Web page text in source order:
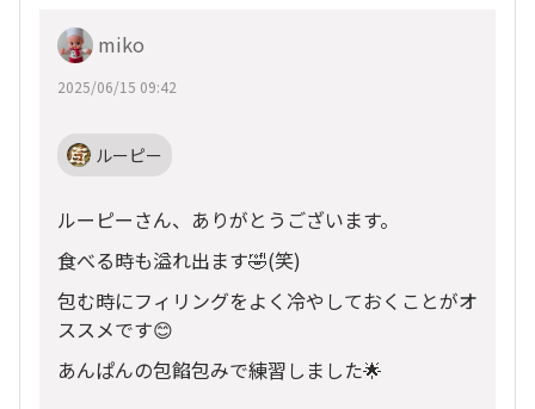
miko
2025/06/15 09:42
ルーピー
ルーピーさん、ありがとうございます。
食べる時も溢れ出ます🤣(笑)
包む時にフィリングをよく冷やしておくことがオ
ススメです😊
あんぱんの包餡包みで練習しました🌟